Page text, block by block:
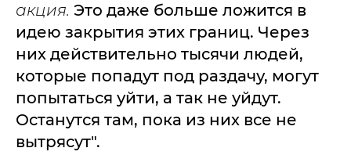
акция. Это даже больше ложится в
идею закрытия этих границ. Через
них действительно тысячи людей,
которые попадут под раздачу, могут
попытаться уйти, а так не уйдут.
Останутся там, пока из них все не
вытрясут".